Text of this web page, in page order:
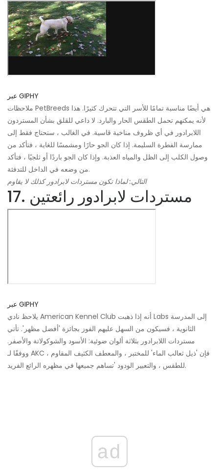
عبر GIPHY
ملاحظات PetBreeds هي أيضًا مناسبة تمامًا للأسر التي تتحرك كثيرًا. هذا
لأنه يمكنهم تحمل الطقس الحار والبارد. لا داعي للقلق بشأن المستردون
اللابرادور في أي ظروف مناخية قاسية. في الغالب ، ستحتاج فقط إلى
ممارسة الفطرة السليمة. إذا كان الجو حارًا ومشمسًا للغاية ، فتأكد من
وصول الكلب إلى الظل والمياه العذبة. وإذا كان الجو باردًا أو ثلجيًا ، فتأكد
من وضعه في الداخل للتدفئة.
التالي: لماذا تكون مستردات لابرادور كذلك لا يقاوم
17. مستردات لابرادور رائعتين
عبر GIPHY
يلاحظ نادي American Kennel Club أنه إذا ذهبت Labs إلى المدرسة
الثانوية ، فسيكون من السهل عليهم الفوز بجائزة 'أفضل مظهر'. تأتي
مستردات اللابرادور بثلاثة ألوان ضوئية: الأسود والشوكولاتة والأصفر.
ووفقًا لـ AKC ، فإن 'ذيل ثعالب الماء' للمختبر ، والمعطف الكثيف المقاوم
للطقس ، والتعبير الودود 'تساهم جميعها في مظهره الرائع الفريد.
ad